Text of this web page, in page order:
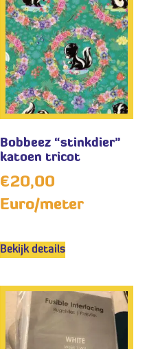
Bobbeez “stinkdier”
katoen tricot
€20,00
Euro/meter
Bekijk details